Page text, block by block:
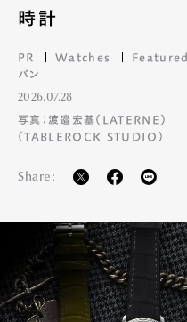
時計
PR Watches Featured
パン
2026.07.28
写真：渡邉宏基（LATERNE）
（TABLEROCK STUDIO）
Share: